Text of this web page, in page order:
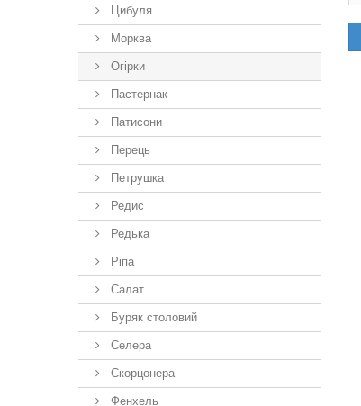
Цибуля
Морква
Огірки
Пастернак
Патисони
Перець
Петрушка
Редис
Редька
Ріпа
Салат
Буряк столовий
Селера
Скорцонера
Фенхель